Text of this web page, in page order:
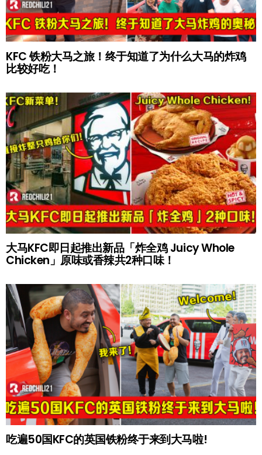
KFC 铁粉大马之旅！终于知道了为什么大马的炸鸡
比较好吃！
大马KFC即日起推出新品「炸全鸡 Juicy Whole
Chicken」原味或香辣共2种口味！
吃遍50国KFC的英国铁粉终于来到大马啦!